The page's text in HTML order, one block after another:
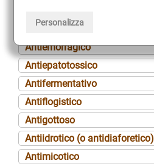
Personalizza
Antiemetico
Antiemorragico
Antiepatotossico
Antifermentativo
Antiflogistico
Antigottoso
Antiidrotico (o antidiaforetico)
Antimicotico